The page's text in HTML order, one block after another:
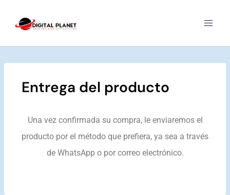
Entrega del producto
Una vez confirmada su compra, le enviaremos el
producto por el método que prefiera, ya sea a través
de WhatsApp o por correo electrónico.